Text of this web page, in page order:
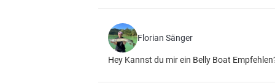
Florian Sänger
Hey Kannst du mir ein Belly Boat